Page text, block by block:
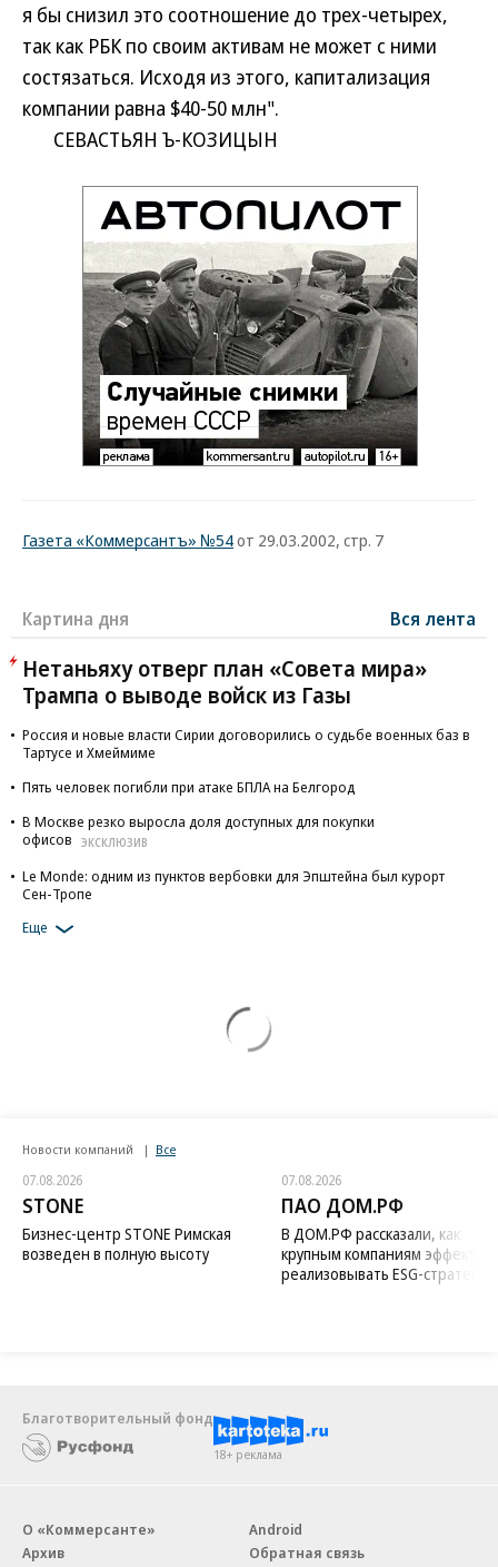
я бы снизил это соотношение до трех-четырех,
так как РБК по своим активам не может с ними
состязаться. Исходя из этого, капитализация
компании равна $40-50 млн".
СЕВАСТЬЯН Ъ-КОЗИЦЫН
Газета «Коммерсантъ» №54от 29.03.2002, стр. 7
Картина дня Вся лента
Нетаньяху отверг план «Совета мира»
Трампа о выводе войск из Газы
Россия и новые власти Сирии договорились о судьбе военных баз в
Тартусе и Хмеймиме
Пять человек погибли при атаке БПЛА на Белгород
В Москве резко выросла доля доступных для покупки
офисов
ЭКСКЛЮЗИВ
Le Monde: одним из пунктов вербовки для Эпштейна был курорт
Сен-Тропе
Еще
Новости компаний Все
07.08.2026
STONE
Бизнес-центр STONE Римская
возведен в полную высоту
07.08.2026
ПАО ДОМ.РФ
В ДОМ.РФ рассказали, как
крупным компаниям
реализовывать ESG-стратегию
Благотворительный фонд
18+ реклама
О «Коммерсанте»
Архив
Android
Обратная связь